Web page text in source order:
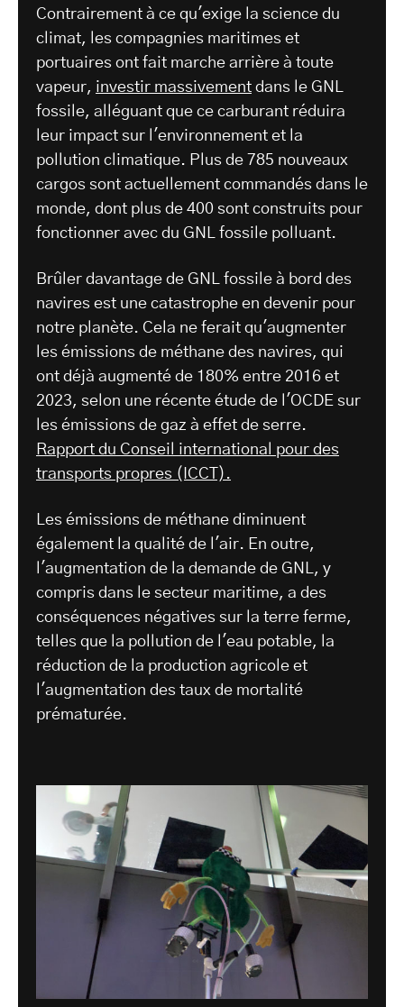
Contrairement à ce qu'exige la science du
climat, les compagnies maritimes et
portuaires ont fait marche arrière à toute
vapeur, investir massivement dans le GNL
fossile, alléguant que ce carburant réduira
leur impact sur l'environnement et la
pollution climatique. Plus de 785 nouveaux
cargos sont actuellement commandés dans le
monde, dont plus de 400 sont construits pour
fonctionner avec du GNL fossile polluant.
Brûler davantage de GNL fossile à bord des
navires est une catastrophe en devenir pour
notre planète. Cela ne ferait qu'augmenter
les émissions de méthane des navires, qui
ont déjà augmenté de 180% entre 2016 et
2023, selon une récente étude de l'OCDE sur
les émissions de gaz à effet de serre.
Rapport du Conseil international pour des
transports propres (ICCT).
Les émissions de méthane diminuent
également la qualité de l'air. En outre,
l'augmentation de la demande de GNL, y
compris dans le secteur maritime, a des
conséquences négatives sur la terre ferme,
telles que la pollution de l'eau potable, la
réduction de la production agricole et
l'augmentation des taux de mortalité
prématurée.